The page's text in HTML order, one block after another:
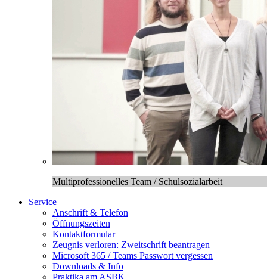
Multiprofessionelles Team / Schulsozialarbeit
Service
Anschrift & Telefon
Öffnungszeiten
Kontaktformular
Zeugnis verloren: Zweitschrift beantragen
Microsoft 365 / Teams Passwort vergessen
Downloads & Info
Praktika am ASBK